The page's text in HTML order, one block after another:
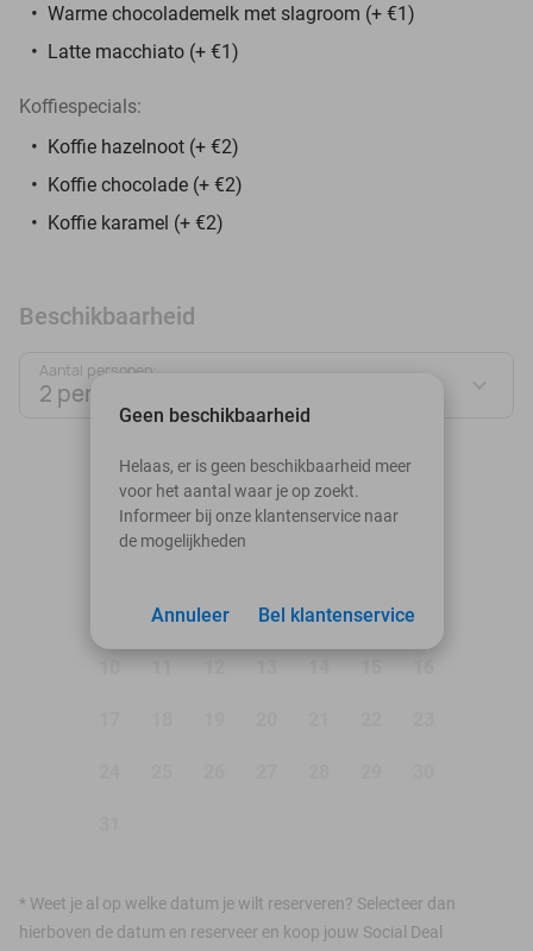
Warme chocolademelk met slagroom (+ €1)
Latte macchiato (+ €1)
Koffiespecials:
Koffie hazelnoot (+ €2)
Koffie chocolade (+ €2)
Koffie karamel (+ €2)
Beschikbaarheid
Aantal personen:
2 personen
augustus 2026
Ma
Di Wo Do Vr
4 5 6 7 8
* Weet je al op welke datum je wilt reserveren? Selecteer dan
hierboven de datum en reserveer en koop jouw Social Deal
Geen beschikbaarheid
Helaas, er is geen beschikbaarheid meer
voor het aantal waar je op zoekt.
Informeer bij onze klantenservice naar
de mogelijkheden
Bel klantenservice
Annuleer